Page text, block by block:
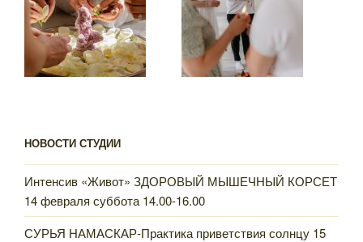
НОВОСТИ СТУДИИ
Интенсив «Живот» ЗДОРОВЫЙ МЫШЕЧНЫЙ КОРСЕТ
14 февраля суббота 14.00-16.00
СУРЬЯ НАМАСКАР-Практика приветствия солнцу 15